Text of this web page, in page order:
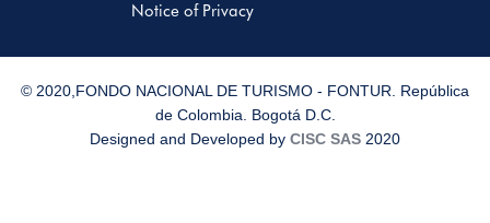
Notice of Privacy
© 2020,FONDO NACIONAL DE TURISMO - FONTUR. República
de Colombia. Bogotá D.C.
Designed and Developed by CISC SAS 2020